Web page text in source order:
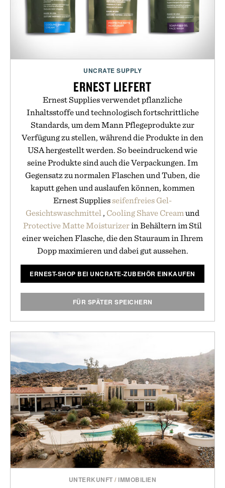
UNCRATE SUPPLY
ERNEST LIEFERT
Ernest Supplies verwendet pflanzliche
Inhaltsstoffe und technologisch fortschrittliche
Standards, um dem Mann Pflegeprodukte zur
Verfügung zu stellen, während die Produkte in den
USA hergestellt werden. So beeindruckend wie
seine Produkte sind auch die Verpackungen. Im
Gegensatz zu normalen Flaschen und Tuben, die
kaputt gehen und auslaufen können, kommen
Ernest Suppliesseifenfreies Gel-
Gesichtswaschmittel , Cooling Shave Cream und
Protective Matte Moisturizerin Behältern im Stil
einer weichen Flasche, die den Stauraum in Ihrem
Dopp maximieren und dabei gut aussehen.
ERNEST-SHOP BEI UNCRATE-ZUBEHÖR EINKAUFEN
FÜR SPÄTER SPEICHERN
UNTERKUNFT /IMMOBILIEN